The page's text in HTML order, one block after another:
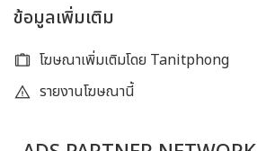
ข้อมูลเพิ่มเติม
โฆษณาเพิ่มเติมโดย Tanitphong
รายงานโฆษณานี้